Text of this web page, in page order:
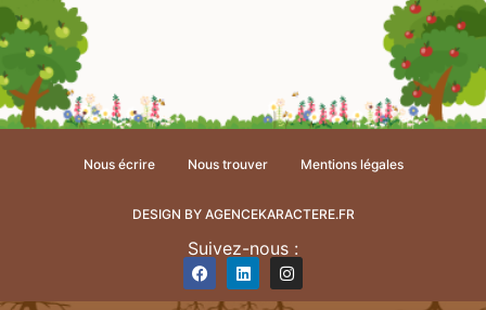
Nous écrire Nous trouver Mentions légales
DESIGN BY AGENCEKARACTERE.FR
Suivez-nous :